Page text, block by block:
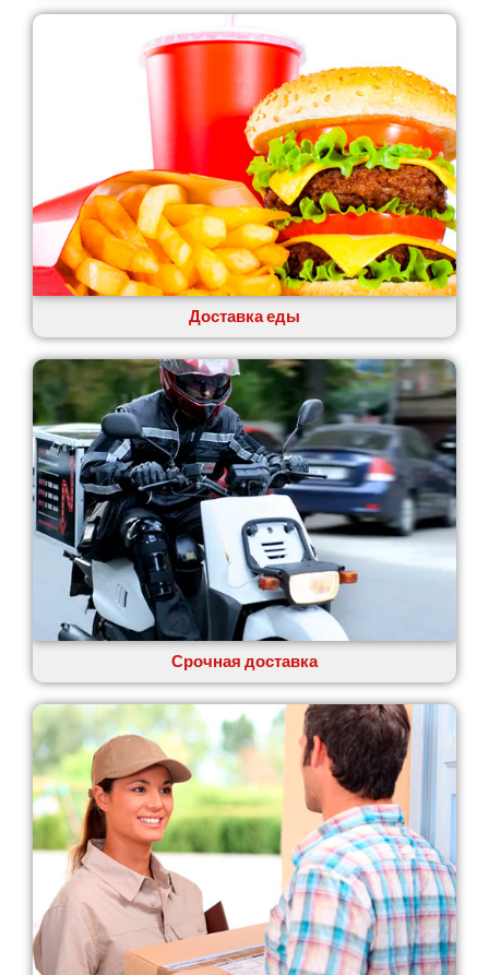
Лубны
Лука-Мелешковская
Миргород
Авангард
Нетешин
Нежин
Никитинцы
Николаев
Никополь
Новоалександровка
Новомосковск
Новоселки
Нововолынск
Обухов
Обуховка
Одесса
Острог
Павлоград
Переяслав
Первомайск
Песочин
Петриков
Петропавловская Борщаговка
Подгородное
Погребы
Покров
Полтава
Прилуки
Путивль
Пятихатки
Раздельная
Рени
Решетиловка
Ромны
Доставка еды
Срочная доставка